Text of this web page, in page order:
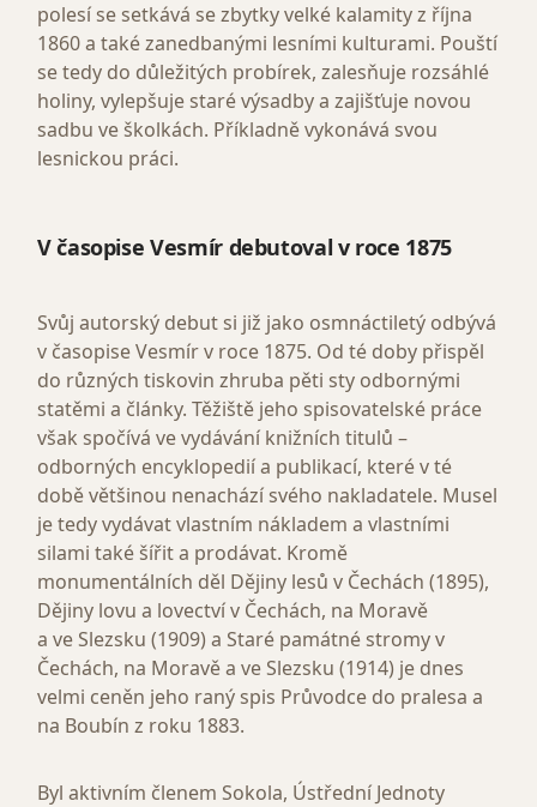
polesí se setkává se zbytky velké kalamity z října
1860 a také zanedbanými lesními kulturami. Pouští
se tedy do důležitých probírek, zalesňuje rozsáhlé
holiny, vylepšuje staré výsadby a zajišťuje novou
sadbu ve školkách. Příkladně vykonává svou
lesnickou práci.
V časopise Vesmír debutoval v roce 1875
Svůj autorský debut si již jako osmnáctiletý odbývá
v časopise Vesmír v roce 1875. Od té doby přispěl
do různých tiskovin zhruba pěti sty odbornými
statěmi a články. Těžiště jeho spisovatelské práce
však spočívá ve vydávání knižních titulů –
odborných encyklopedií a publikací, které v té
době většinou nenachází svého nakladatele. Musel
je tedy vydávat vlastním nákladem a vlastními
silami také šířit a prodávat. Kromě
monumentálních děl Dějiny lesů v Čechách (1895),
Dějiny lovu a lovectví v Čechách, na Moravě
a ve Slezsku (1909) a Staré památné stromy v
Čechách, na Moravě a ve Slezsku (1914) je dnes
velmi ceněn jeho raný spis Průvodce do pralesa a
na Boubín z roku 1883.
Byl aktivním členem Sokola, Ústřední Jednoty